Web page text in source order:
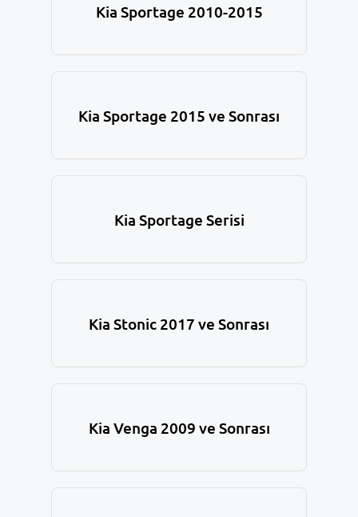
Kia Sportage 2010-2015
Kia Sportage 2015 ve Sonrası
Kia Sportage Serisi
Kia Stonic 2017 ve Sonrası
Kia Venga 2009 ve Sonrası